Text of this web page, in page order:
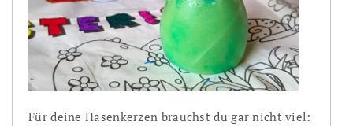
Für deine Hasenkerzen brauchst du gar nicht viel: